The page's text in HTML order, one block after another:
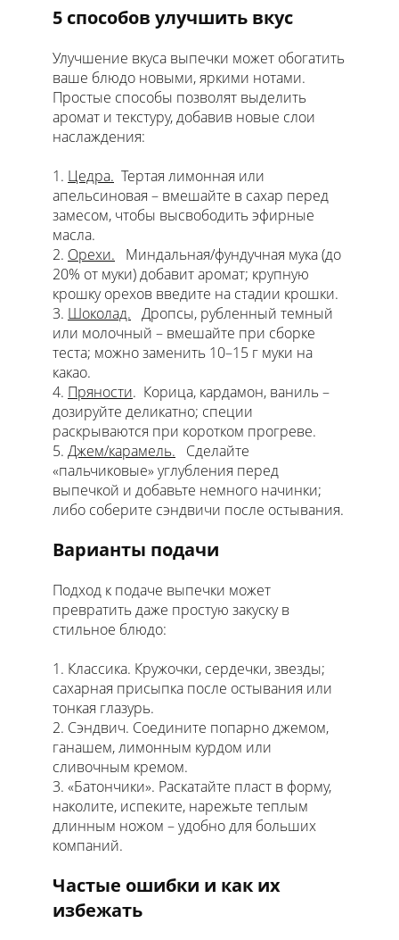
5 способов улучшить вкус
Улучшение вкуса выпечки может обогатить
ваше блюдо новыми, яркими нотами.
Простые способы позволят выделить
аромат и текстуру, добавив новые слои
наслаждения:
Цедра. Тертая лимонная или
апельсиновая – вмешайте в сахар перед
замесом, чтобы высвободить эфирные
масла.
Орехи. Миндальная/фундучная мука (до
20% от муки) добавит аромат; крупную
крошку орехов введите на стадии крошки.
Шоколад. Дропсы, рубленный темный
или молочный – вмешайте при сборке
теста; можно заменить 10–15 г муки на
какао.
Пряности. Корица, кардамон, ваниль –
дозируйте деликатно; специи
раскрываются при коротком прогреве.
Джем/карамель. Сделайте
«пальчиковые» углубления перед
выпечкой и добавьте немного начинки;
либо соберите сэндвичи после остывания.
Варианты подачи
Подход к подаче выпечки может
превратить даже простую закуску в
стильное блюдо:
Классика. Кружочки, сердечки, звезды;
сахарная присыпка после остывания или
тонкая глазурь.
Сэндвич. Соедините попарно джемом,
ганашем, лимонным курдом или
сливочным кремом.
«Батончики». Раскатайте пласт в форму,
наколите, испеките, нарежьте теплым
длинным ножом – удобно для больших
компаний.
Частые ошибки и как их
избежать